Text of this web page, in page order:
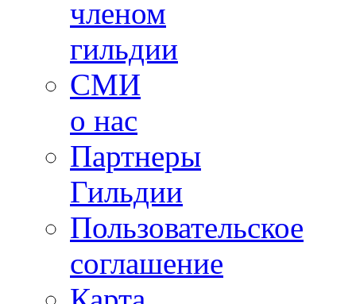
членом
гильдии
СМИ
о нас
Партнеры
Гильдии
Пользовательское
соглашение